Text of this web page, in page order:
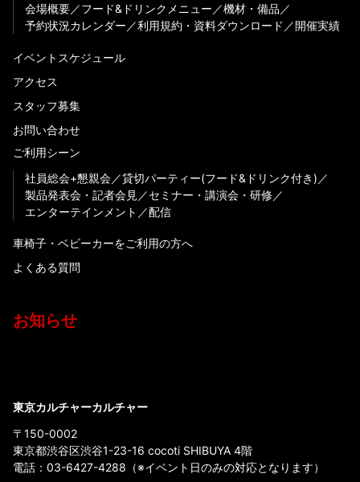
会場概要
フード&ドリンクメニュー
機材・備品
予約状況カレンダー
利用規約・資料ダウンロード 開催実績
イベントスケジュール
アクセス
スタッフ募集
お問い合わせ
ご利用シーン
社員総会+懇親会
貸切パーティー(フード&ドリンク付き)
製品発表会・記者会見
セミナー・講演会・研修
エンターテインメント
配信
車椅子・ベビーカーをご利用の方へ
よくある質問
お知らせ
東京カルチャーカルチャー
〒150-0002
東京都渋谷区渋谷1-23-16 cocoti SHIBUYA 4階
電話： 03-6427-4288 （※イベント日のみの対応となります）